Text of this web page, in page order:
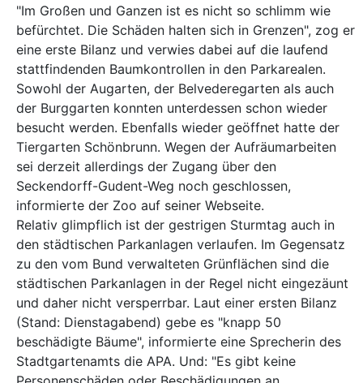
"Im Großen und Ganzen ist es nicht so schlimm wie
befürchtet. Die Schäden halten sich in Grenzen", zog er
eine erste Bilanz und verwies dabei auf die laufend
stattfindenden Baumkontrollen in den Parkarealen.
Sowohl der Augarten, der Belvederegarten als auch
der Burggarten konnten unterdessen schon wieder
besucht werden. Ebenfalls wieder geöffnet hatte der
Tiergarten Schönbrunn. Wegen der Aufräumarbeiten
sei derzeit allerdings der Zugang über den
Seckendorff-Gudent-Weg noch geschlossen,
informierte der Zoo auf seiner Webseite.
Relativ glimpflich ist der gestrigen Sturmtag auch in
den städtischen Parkanlagen verlaufen. Im Gegensatz
zu den vom Bund verwalteten Grünflächen sind die
städtischen Parkanlagen in der Regel nicht eingezäunt
und daher nicht versperrbar. Laut einer ersten Bilanz
(Stand: Dienstagabend) gebe es "knapp 50
beschädigte Bäume", informierte eine Sprecherin des
Stadtgartenamts die APA. Und: "Es gibt keine